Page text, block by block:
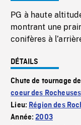
PG à haute
montrant une
conifères à
DÉTAILS
Chute de tournage
coeur des
Lieu: Région des
Année:2003